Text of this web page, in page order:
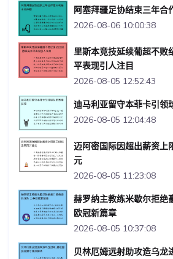
阿塞拜疆足协结束三年合
2026-08-06 10:00:38
里斯本竞技延续葡超不
平表现引人注目
2026-08-05 12:52:43
迪马利亚留守本菲卡引领
2026-08-05 12:04:48
迈阿密国际因超出薪资上
元
2026-08-05 11:23:08
赫罗纳主教练米歇尔拒绝
欧冠新篇章
2026-08-05 10:37:08
贝林厄姆远射助攻造乌龙